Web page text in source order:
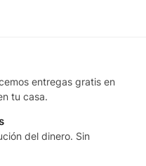
entregas gratis en
tu casa.
del dinero. Sin